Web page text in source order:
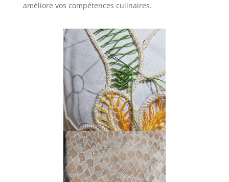
améliore vos compétences culinaires.